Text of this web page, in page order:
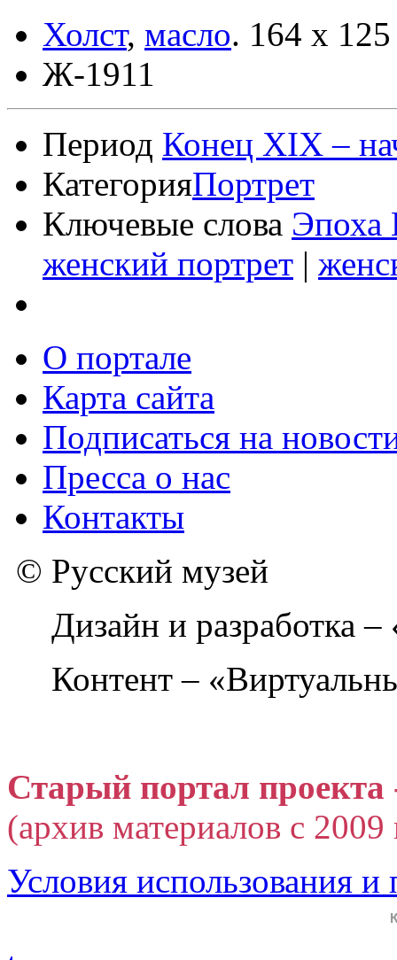
Холст, масло. 164 x 125
Ж-1911
Период Конец XIX –
КатегорияПортрет
Ключевые слова Эпоха
женский портрет |
О портале
Карта сайта
Подписаться на
Пресса о нас
Контакты
© Русский музей
Дизайн и разработка
Контент –
Старый портал
(архив материалов с
Условия использования